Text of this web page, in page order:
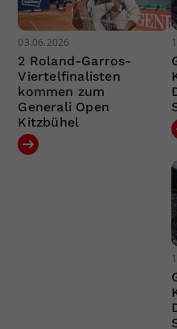
03.06.2026
2 Roland-Garros-
Viertelfinalisten
kommen zum
Generali Open
Kitzbühel